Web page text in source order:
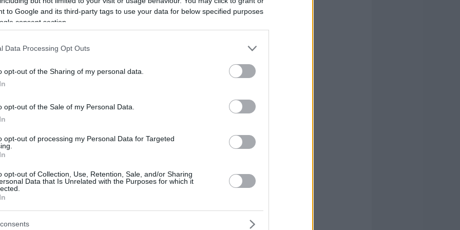
to Google and its third-party tags to use your data for below specified purposes
consent section.
Data Processing Opt Outs
opt-out of the Sharing of my personal data.
opt-out of the Sale of my Personal Data.
opt-out of processing my Personal Data for Targeted
opt-out of Collection, Use, Retention, Sale, and/or Sharing
Data that Is Unrelated with the Purposes for which it
Ορλάντο Μάτζικ: Το…
ενοίκιο των αδερφών
Βάγκνερ, η πάσα του
επιθετική φαντασίωση
πως οι Μάτζικ είναι… αληθινοί, μετρούν
Μο Βάγκνερ: “Χωρίς τον
μάλλον δεν θα ήμασταν
εδώ τώρα” (videos)